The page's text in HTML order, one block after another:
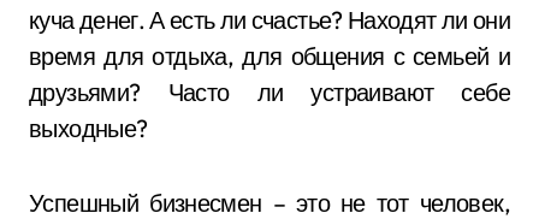
куча денег. А есть ли счастье? Находят ли они
время для отдыха, для общения с семьей и
друзьями? Часто ли устраивают себе
выходные?
Успешный бизнесмен – это не тот человек,